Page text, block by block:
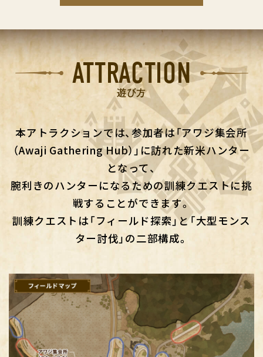
ATTRACTION
遊び方
本アトラクションでは、参加者は「アワジ集会所
（Awaji Gathering Hub）」に訪れた新米ハンター
となって、
腕利きのハンターになるための訓練クエストに挑
戦することができます。
訓練クエストは「フィールド探索」と「大型モンス
ター討伐」の二部構成。